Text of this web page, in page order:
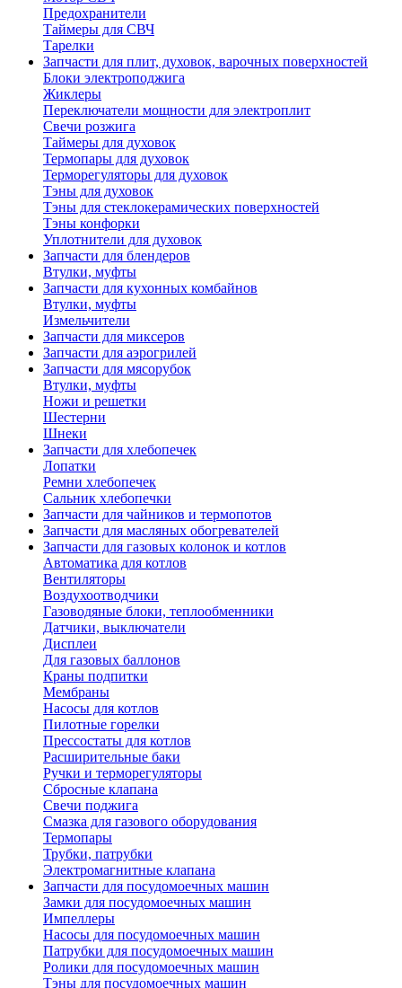
Предохранители
Таймеры для СВЧ
Тарелки
Запчасти для плит, духовок, варочных поверхностей
Блоки электроподжига
Жиклеры
Переключатели мощности для электроплит
Свечи розжига
Таймеры для духовок
Термопары для духовок
Терморегуляторы для духовок
Тэны для духовок
Тэны для стеклокерамических поверхностей
Тэны конфорки
Уплотнители для духовок
Запчасти для блендеров
Втулки, муфты
Запчасти для кухонных комбайнов
Втулки, муфты
Измельчители
Запчасти для миксеров
Запчасти для аэрогрилей
Запчасти для мясорубок
Втулки, муфты
Ножи и решетки
Шестерни
Шнеки
Запчасти для хлебопечек
Лопатки
Ремни хлебопечек
Сальник хлебопечки
Запчасти для чайников и термопотов
Запчасти для масляных обогревателей
Запчасти для газовых колонок и котлов
Автоматика для котлов
Вентиляторы
Воздухоотводчики
Газоводяные блоки, теплообменники
Датчики, выключатели
Дисплеи
Для газовых баллонов
Краны подпитки
Мембраны
Насосы для котлов
Пилотные горелки
Прессостаты для котлов
Расширительные баки
Ручки и терморегуляторы
Сбросные клапана
Свечи поджига
Смазка для газового оборудования
Термопары
Трубки, патрубки
Электромагнитные клапана
Запчасти для посудомоечных машин
Замки для посудомоечных машин
Импеллеры
Насосы для посудомоечных машин
Патрубки для посудомоечных машин
Ролики для посудомоечных машин
Тэны для посудомоечных машин